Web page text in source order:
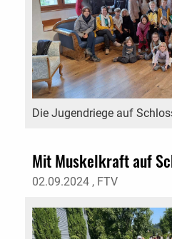
Die Jugendriege auf
Mit Muskelkraft auf
02.09.2024 , FTV